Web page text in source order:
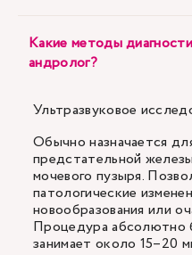
Какие методы
андролог?
Ультразвуковое
Обычно назначается
предстательной
мочевого пузыря.
патологические
новообразования или
Процедура абсолютно
занимает около 15–20